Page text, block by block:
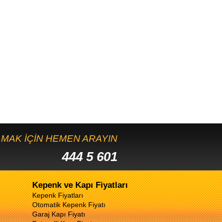
İÇİN HEMEN ARAYIN
444 5 601
Kepenk ve Kapı Fiyatları
Kepenk Fiyatları
Otomatik Kepenk Fiyatı
Garaj Kapı Fiyatı